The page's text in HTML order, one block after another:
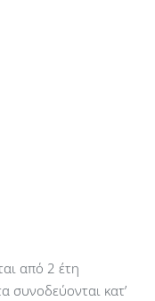
από 2 έτη
συνοδεύονται κατ’